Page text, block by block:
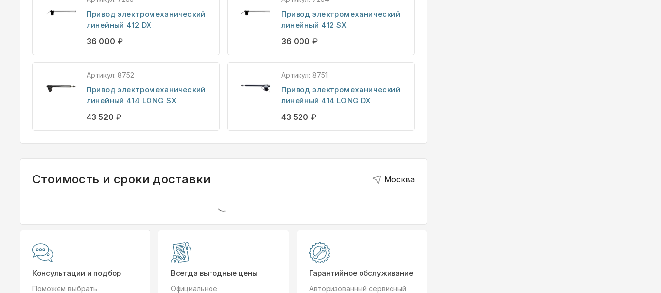
Привод электромеханический
линейный 412 DX
36 000 ₽
Привод электромеханический
линейный 412 SX
36 000 ₽
Артикул: 8752
Привод электромеханический
линейный 414 LONG SX
43 520 ₽
Артикул: 8751
Привод электромеханический
линейный 414 LONG DX
43 520 ₽
Стоимость и сроки доставки Москва
Консультации и подбор
Поможем выбрать
Всегда выгодные цены
Официальное
Гарантийное обслуживание
Авторизованный сервисный